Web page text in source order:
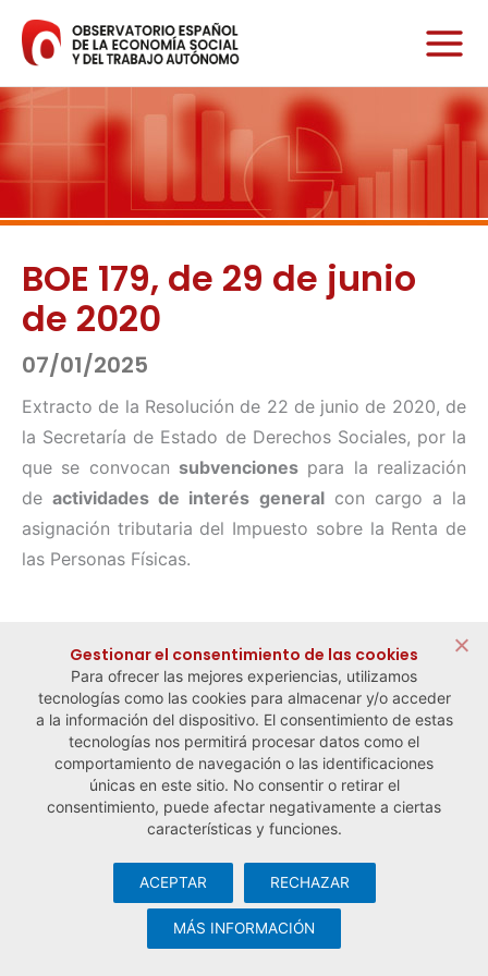
contenido
BOE 179, de 29 de junio
de 2020
07/01/2025
Extracto de la Resolución de 22 de junio de 2020, de
la Secretaría de Estado de Derechos Sociales, por la
que se convocan subvenciones para la realización
deactividades de interés generalcon cargo a la
asignación tributaria del Impuesto sobre la Renta de
las Personas Físicas.
← Noticia anterior Noticia siguiente →
© Observatorio Español de la Economía Social y del Trabajo
Aviso legal y política de privacidad
cookies· Desarrollo web:Visualco
Gestionar el consentimiento de las cookies
Para ofrecer las mejores experiencias, utilizamos
tecnologías como las cookies para almacenar y/o acceder
a la información del dispositivo. El consentimiento de estas
tecnologías nos permitirá procesar datos como el
comportamiento de navegación o las identificaciones
únicas en este sitio. No consentir o retirar el
consentimiento, puede afectar negativamente a ciertas
características y funciones.
ACEPTAR RECHAZAR
MÁS INFORMACIÓN